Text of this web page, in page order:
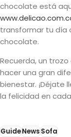
chocolate está
transformar tu día
chocolate.
Recuerda, un
hacer una gran
bienestar. ¡Déjate
la felicidad en
GuideNewsSofa